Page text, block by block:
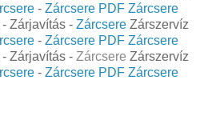
- Zárcsere PDF Zárcsere
Zárjavítás - Zárcsere Zárszervíz
- Zárcsere PDF Zárcsere
Zárjavítás - Zárcsere Zárszervíz
- Zárcsere PDF Zárcsere